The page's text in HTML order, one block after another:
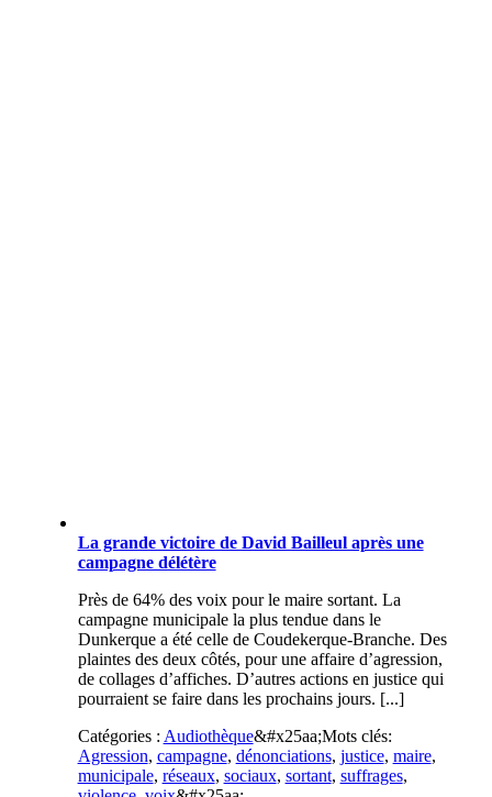
La grande victoire de David Bailleul après une
campagne délétère
Près de 64% des voix pour le maire sortant. La
campagne municipale la plus tendue dans le
Dunkerque a été celle de Coudekerque-Branche. Des
plaintes des deux côtés, pour une affaire d’agression,
de collages d’affiches. D’autres actions en justice qui
pourraient se faire dans les prochains jours. [...]
Catégories : Audiothèque&#x25aa;Mots clés:
Agression, campagne, dénonciations, justice, maire,
municipale, réseaux, sociaux, sortant, suffrages,